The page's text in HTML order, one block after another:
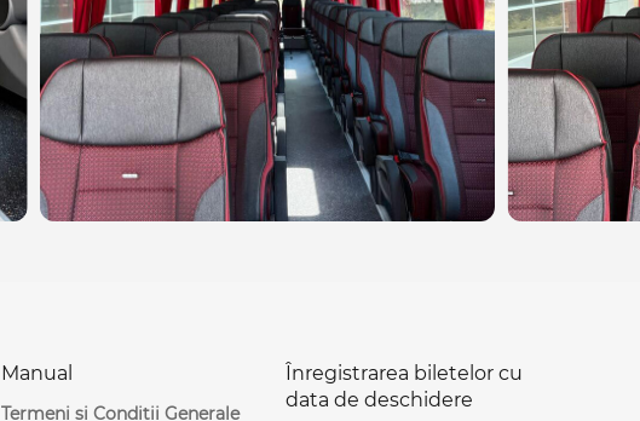
Manual
Termeni și Condiții Generale
Înregistrarea biletelor cu
data de deschidere